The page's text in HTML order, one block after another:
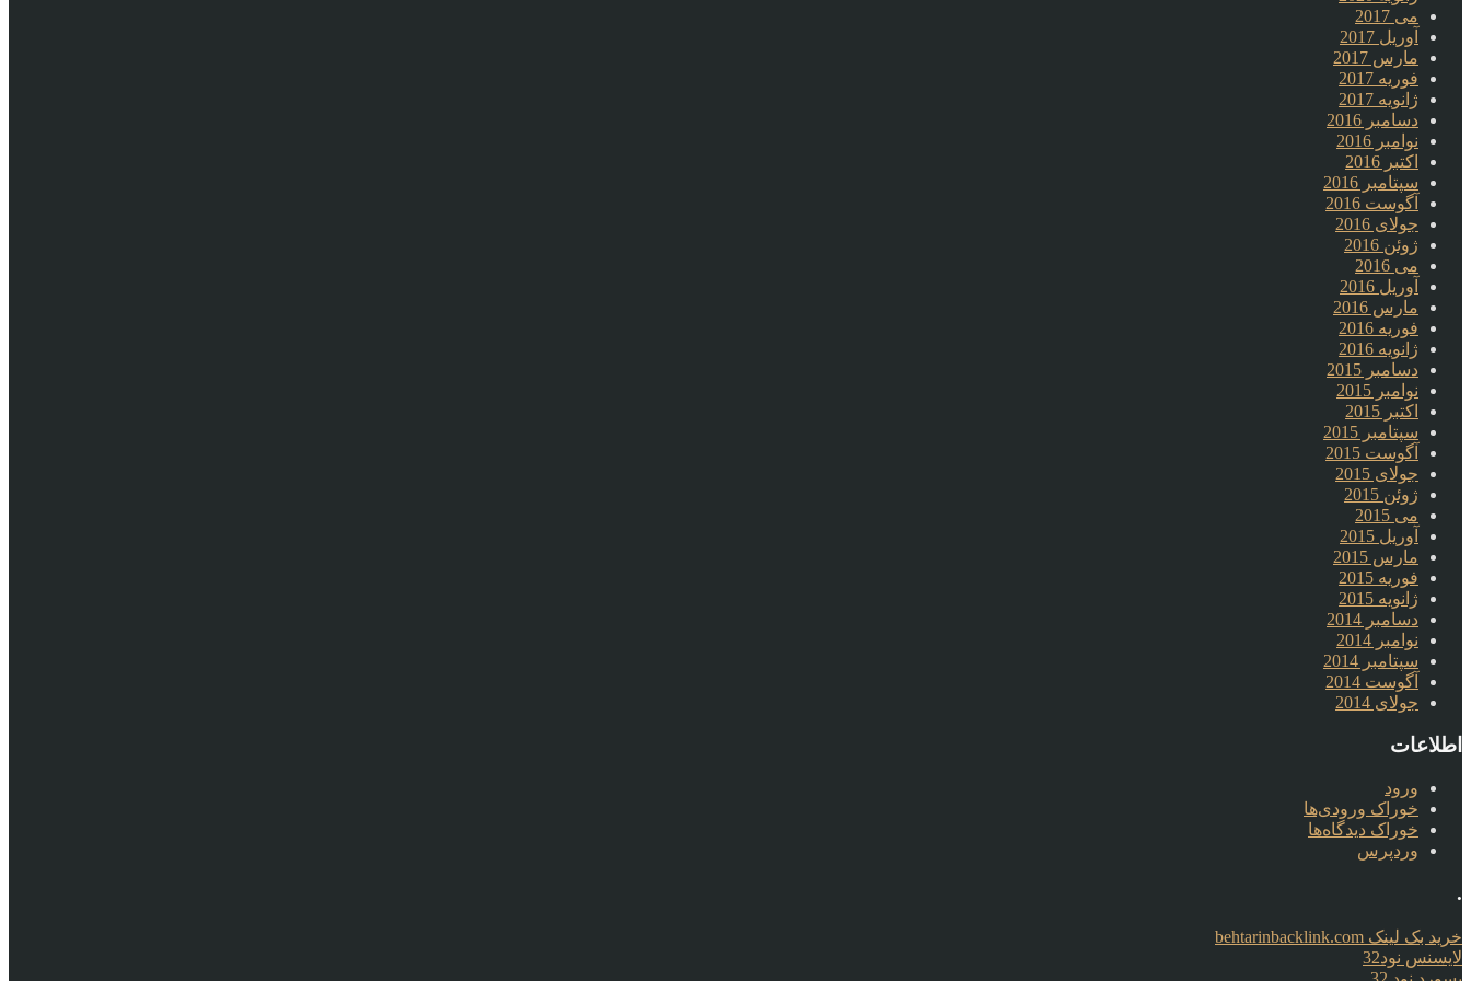
می 2017
آوریل 2017
مارس 2017
فوریه 2017
ژانویه 2017
دسامبر 2016
نوامبر 2016
اکتبر 2016
سپتامبر 2016
آگوست 2016
جولای 2016
ژوئن 2016
می 2016
آوریل 2016
مارس 2016
فوریه 2016
ژانویه 2016
دسامبر 2015
نوامبر 2015
اکتبر 2015
سپتامبر 2015
آگوست 2015
جولای 2015
ژوئن 2015
می 2015
آوریل 2015
مارس 2015
فوریه 2015
ژانویه 2015
دسامبر 2014
نوامبر 2014
سپتامبر 2014
آگوست 2014
جولای 2014
اطلاعات
ورود
خوراک ورودی‌ها
خوراک دیدگاه‌ها
وردپرس
.
خرید بک لینک behtarinbacklink.com
لایسنس نود32